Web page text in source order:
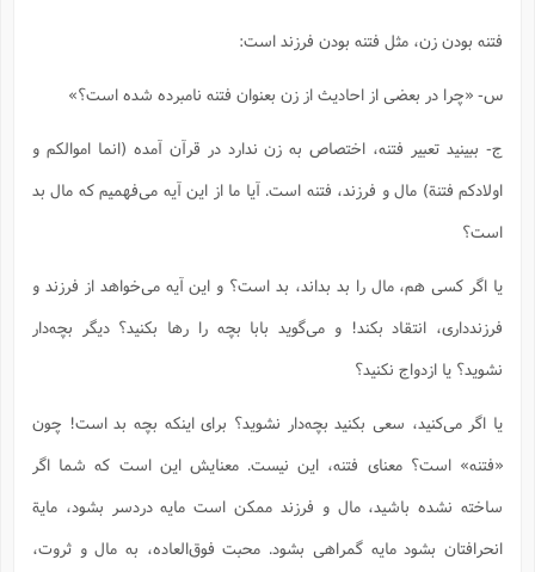
فتنه بودن زن، مثل فتنه بودن فرزند است:
س- «چرا در بعضی از احادیث از زن بعنوان فتنه نامبرده شده است؟»
ج- ببینید تعبیر فتنه، اختصاص به زن ندارد در قرآن آمده (انما اموالکم و
اولادکم فتنة) مال و فرزند، فتنه است. آیا ما از این آیه می‌فهمیم که مال بد
است؟
یا اگر کسی هم، مال را بد بداند، بد است؟ و این آیه می‌خواهد از فرزند و
فرزندداری، انتقاد بکند! و می‌گوید بابا بچه را رها بکنید؟ دیگر بچه‌دار
نشوید؟ یا ازدواج نکنید؟
یا اگر می‌کنید، سعی بکنید بچه‌دار نشوید؟ برای اینکه بچه بد است! چون
«فتنه» است؟ معنای فتنه، این نیست. معنایش این است که شما اگر
ساخته نشده باشید، مال و فرزند ممکن است مایه دردسر بشود، مایة
انحرافتان بشود مایه گمراهی بشود. محبت فوق‌العاده، به مال و ثروت،‌